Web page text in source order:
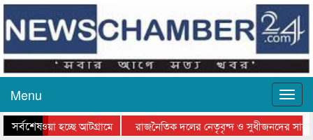
Menu
সর্বশেষ
যাওয়া হচ্ছে আটগ্রামে
রাজনৈতিক দলের নেতৃবৃন্দ ও সুধীজনদের সাথে